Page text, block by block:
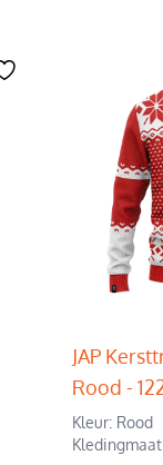
JAP
Rood -
Kleur: Rood